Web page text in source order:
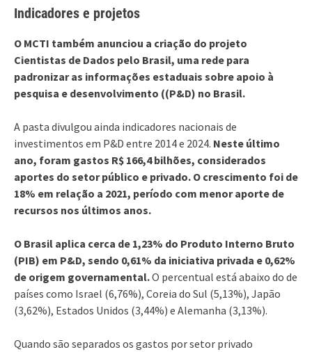
Indicadores e projetos
O MCTI também anunciou a criação do projeto
Cientistas de Dados pelo Brasil, uma rede para
padronizar as informações estaduais sobre apoio à
pesquisa e desenvolvimento ((P&D) no Brasil.
A pasta divulgou ainda indicadores nacionais de
investimentos em P&D entre 2014 e 2024. Neste último
ano, foram gastos R$ 166,4 bilhões, considerados
aportes do setor público e privado. O crescimento foi de
18% em relação a 2021, período com menor aporte de
recursos nos últimos anos.
O Brasil aplica cerca de 1,23% do Produto Interno Bruto
(PIB) em P&D, sendo 0,61% da iniciativa privada e 0,62%
de origem governamental.O percentual está abaixo do de
países como Israel (6,76%), Coreia do Sul (5,13%), Japão
(3,62%), Estados Unidos (3,44%) e Alemanha (3,13%).
Quando são separados os gastos por setor privado